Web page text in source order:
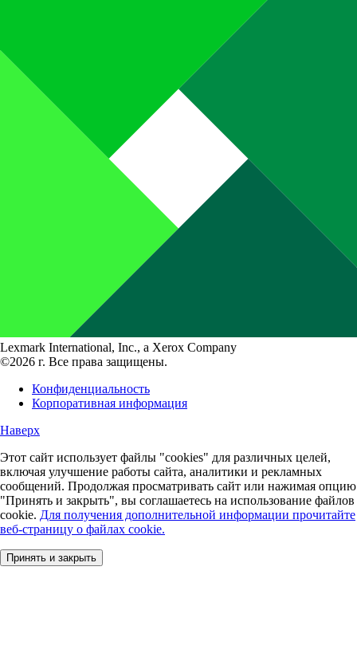
Lexmark International, Inc., a Xerox Company
©2026 г. Все права защищены.
Конфиденциальность
Корпоративная информация
Наверх
Этот сайт использует файлы "cookies" для различных целей,
включая улучшение работы сайта, аналитики и рекламных
сообщений. Продолжая просматривать сайт или нажимая опцию
"Принять и закрыть", вы соглашаетесь на использование файлов
cookie. Для получения дополнительной информации прочитайте
веб-страницу о файлах cookie.
Принять и закрыть